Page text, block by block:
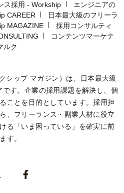
ス採用 - Workship
エンジニアの
CAREER
日本最大級のフリーラ
MAGAZINE
採用コンサルティ
コンテンツマーケテ
ルク
シップ マガジン）は、日本最大級
す。企業の採用課題を解決し、個
ことを目的としています。採用担
、フリーランス・副業人材に役立
る「いま困っている」を確実に前
す。